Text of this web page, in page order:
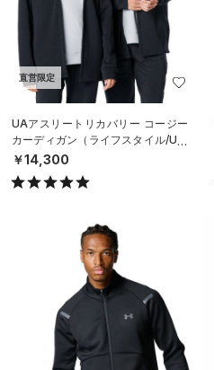
直営限定
UAアスリートリカバリー コージー
カーディガン（ライフスタイル/UNI
SEX）
￥14,300